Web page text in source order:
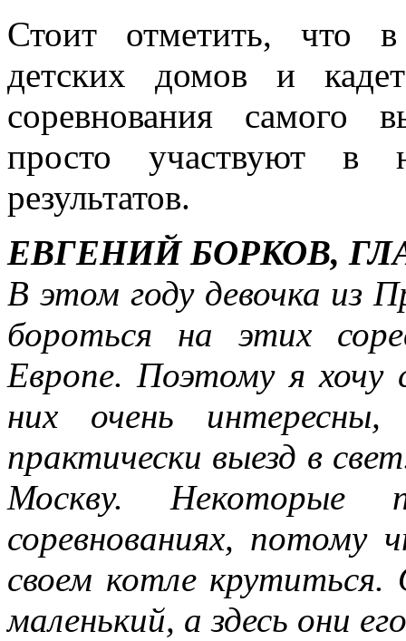
Стоит отметить, что
детских домов и
соревнования самого
просто участвуют в
результатов.
ЕВГЕНИЙ БОРКОВ,
В этом году девочка из
бороться на этих
Европе. Поэтому я хочу
них очень
практически выезд в
Москву. Некоторые
соревнованиях, потому
своем котле крутиться.
маленький, а здесь они